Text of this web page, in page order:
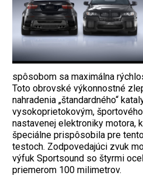
spôsobom sa maximálna
Toto obrovské výkonnostné
nahradenia „štandardného“
vysokoprietokovým,
nastavenej elektroniky motora,
špeciálne prispôsobila pre
testoch. Zodpovedajúci zvuk
výfuk Sportsound so štyrmi
priemerom 100 milimetrov.